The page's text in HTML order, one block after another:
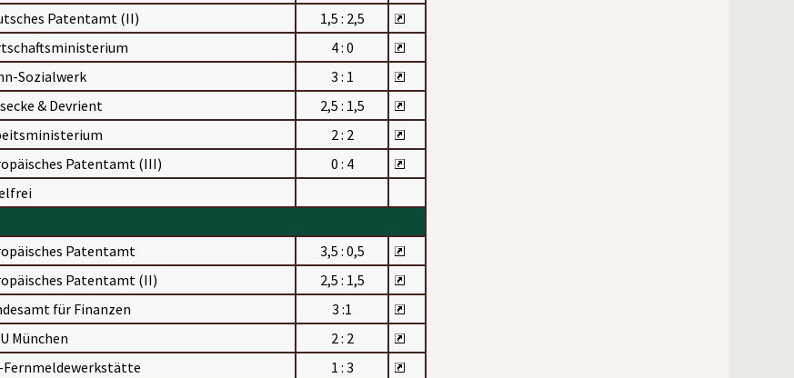
Patentamt (II)
1,5 : 2,5
4 : 0
Sozialwerk
3 : 1
& Devrient
2,5 : 1,5
2 : 2
Patentamt (III)
0 : 4
Patentamt
3,5 : 0,5
Patentamt (II)
2,5 : 1,5
für Finanzen
3 :1
München
2 : 2
Fernmeldewerkstätte
1 : 3